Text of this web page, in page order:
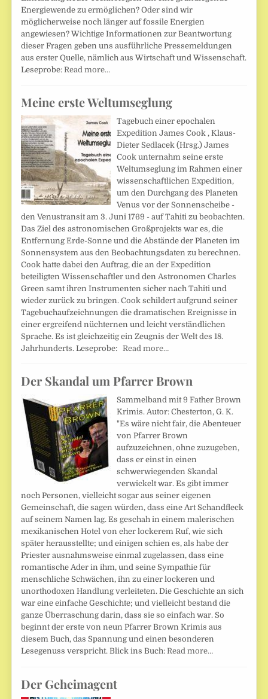
Energiewende zu ermöglichen? Oder sind wir
möglicherweise noch länger auf fossile Energien
angewiesen? Wichtige Informationen zur Beantwortung
dieser Fragen geben uns ausführliche Pressemeldungen
aus erster Quelle, nämlich aus Wirtschaft und Wissenschaft.
Leseprobe:Read more…
Meine erste Weltumseglung
Tagebuch einer epochalen
Expedition James Cook , Klaus-
Dieter Sedlacek (Hrsg.) James
Cook unternahm seine erste
Weltumseglung im Rahmen einer
wissenschaftlichen Expedition,
um den Durchgang des Planeten
Venus vor der Sonnenscheibe -
den Venustransit am 3. Juni 1769 - auf Tahiti zu beobachten.
Das Ziel des astronomischen Großprojekts war es, die
Entfernung Erde-Sonne und die Abstände der Planeten im
Sonnensystem aus den Beobachtungsdaten zu berechnen.
Cook hatte dabei den Auftrag, die an der Expedition
beteiligten Wissenschaftler und den Astronomen Charles
Green samt ihren Instrumenten sicher nach Tahiti und
wieder zurück zu bringen. Cook schildert aufgrund seiner
Tagebuchaufzeichnungen die dramatischen Ereignisse in
einer ergreifend nüchternen und leicht verständlichen
Sprache. Es ist gleichzeitig ein Zeugnis der Welt des 18.
Jahrhunderts. Leseprobe:Read more…
Der Skandal um Pfarrer Brown
Sammelband mit 9 Father Brown
Krimis. Autor: Chesterton, G. K.
"Es wäre nicht fair, die Abenteuer
von Pfarrer Brown
aufzuzeichnen, ohne zuzugeben,
dass er einst in einen
schwerwiegenden Skandal
verwickelt war. Es gibt immer
noch Personen, vielleicht sogar aus seiner eigenen
Gemeinschaft, die sagen würden, dass eine Art Schandfleck
auf seinem Namen lag. Es geschah in einem malerischen
mexikanischen Hotel von eher lockerem Ruf, wie sich
später herausstellte; und einigen schien es, als habe der
Priester ausnahmsweise einmal zugelassen, dass eine
romantische Ader in ihm, und seine Sympathie für
menschliche Schwächen, ihn zu einer lockeren und
unorthodoxen Handlung verleiteten. Die Geschichte an sich
war eine einfache Geschichte; und vielleicht bestand die
ganze Überraschung darin, dass sie so einfach war. So
beginnt der erste von neun Pfarrer Brown Krimis aus
diesem Buch, das Spannung und einen besonderen
Lesegenuss verspricht. Blick ins Buch:Read more…
Der Geheimagent